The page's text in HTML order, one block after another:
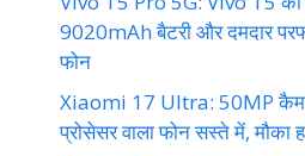
9020mAh बैटरी और दमदार
फोन
Xiaomi 17 Ultra: 50MP
प्रोसेसर वाला फोन सस्ते में, मौका